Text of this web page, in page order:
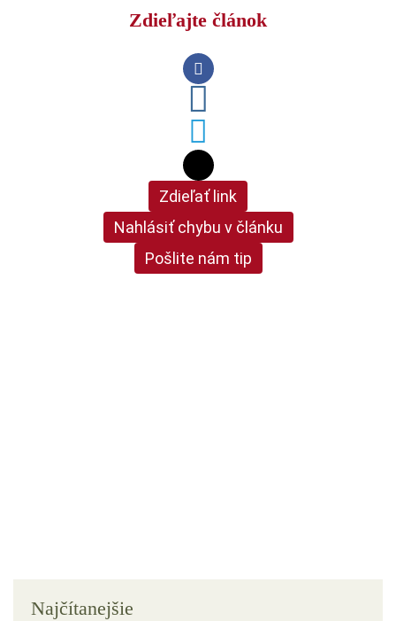
Zdieľajte článok
Zdieľať link
Nahlásiť chybu v článku
Pošlite nám tip
Najčítanejšie